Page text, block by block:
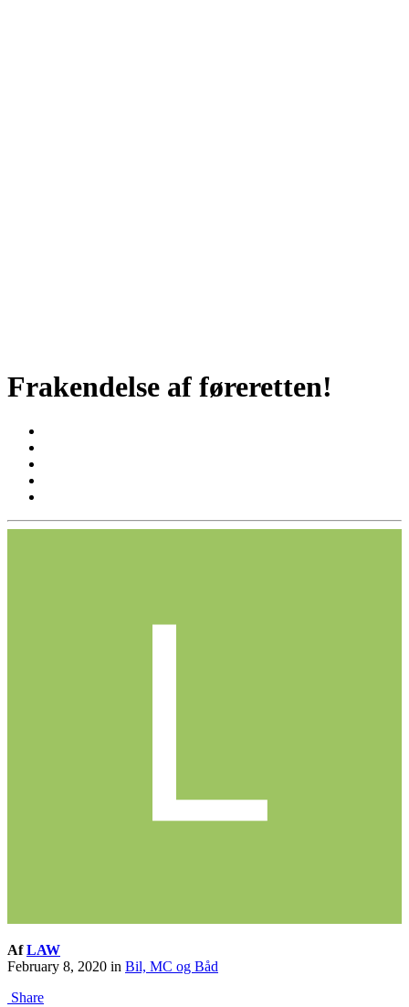
Frakendelse af føreretten!
AfLAW
February 8, 2020 in Bil, MC og Båd
Share